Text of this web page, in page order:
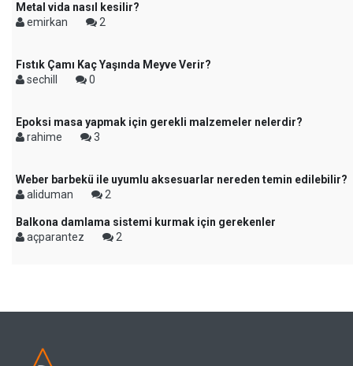
Metal vida nasıl kesilir?
emirkan
2
Fıstık Çamı Kaç Yaşında Meyve Verir?
sechill
0
Epoksi masa yapmak için gerekli malzemeler nelerdir?
rahime
3
Weber barbekü ile uyumlu aksesuarlar nereden temin edilebilir?
aliduman
2
Balkona damlama sistemi kurmak için gerekenler
açparantez
2